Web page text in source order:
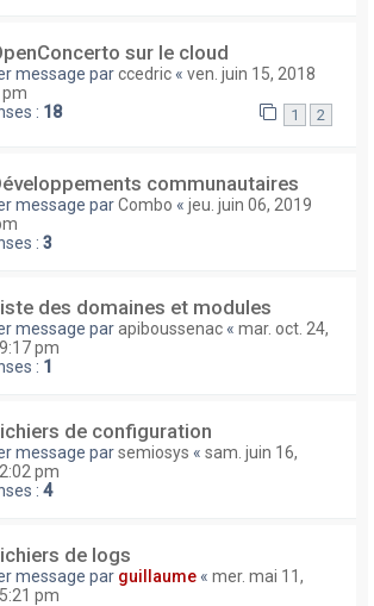
sur le cloud
message parccedric « ven. juin 15, 2018
pm
: 18 1 2
communautaires
message parCombo « jeu. juin 06, 2019
: 3
des domaines et modules
message parapiboussenac « mar. oct. 24,
pm
: 1
de configuration
message parsemiosys « sam. juin 16,
pm
: 4
de logs
message par guillaume « mer. mai 11,
pm